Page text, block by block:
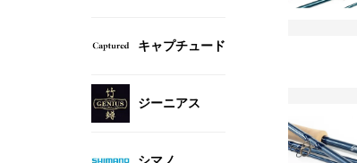
キャプチュード
ジーニアス